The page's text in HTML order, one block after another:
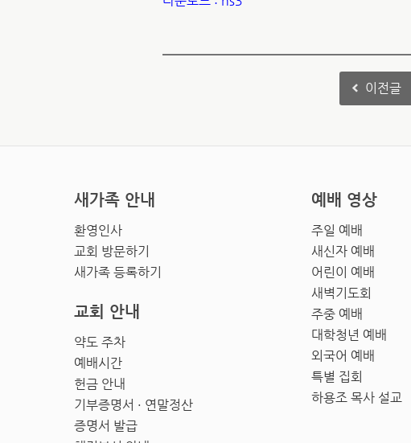
이전글
새가족 안내
환영인사
교회 방문하기
새가족 등록하기
예배 영상
주일 예배
새신자 예배
어린이 예배
새벽기도회
주중 예배
대학청년 예배
외국어 예배
특별 집회
하용조 목사 설교
교회 안내
약도 주차
예배시간
헌금 안내
기부증명서 · 연말정산
증명서 발급